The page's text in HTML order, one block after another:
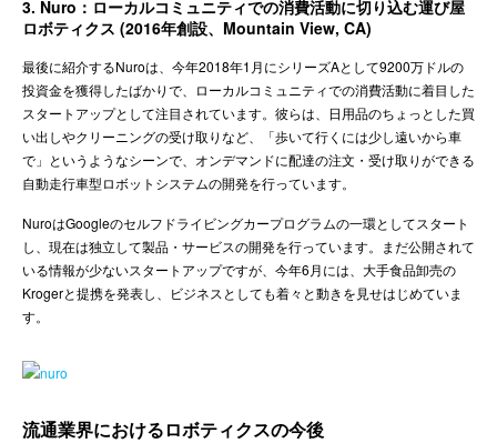
3. Nuro：ローカルコミュニティでの消費活動に切り込む運び屋
ロボティクス (2016年創設、Mountain View, CA)
最後に紹介するNuroは、今年2018年1月にシリーズAとして9200万ドルの
投資金を獲得したばかりで、ローカルコミュニティでの消費活動に着目した
スタートアップとして注目されています。彼らは、日用品のちょっとした買
い出しやクリーニングの受け取りなど、「歩いて行くには少し遠いから車
で」というようなシーンで、オンデマンドに配達の注文・受け取りができる
自動走行車型ロボットシステムの開発を行っています。
NuroはGoogleのセルフドライビングカープログラムの一環としてスタート
し、現在は独立して製品・サービスの開発を行っています。まだ公開されて
いる情報が少ないスタートアップですが、今年6月には、大手食品卸売の
Krogerと提携を発表し、ビジネスとしても着々と動きを見せはじめていま
す。
流通業界におけるロボティクスの今後